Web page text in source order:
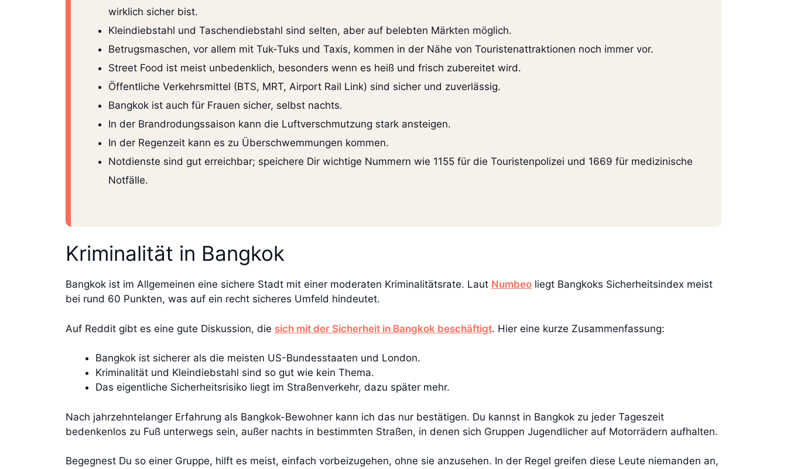
wirklich sicher bist.
Kleindiebstahl und Taschendiebstahl sind selten, aber auf belebten Märkten möglich.
Betrugsmaschen, vor allem mit Tuk-Tuks und Taxis, kommen in der Nähe von Touristenattraktionen noch immer vor.
Street Food ist meist unbedenklich, besonders wenn es heiß und frisch zubereitet wird.
Öffentliche Verkehrsmittel (BTS, MRT, Airport Rail Link) sind sicher und zuverlässig.
Bangkok ist auch für Frauen sicher, selbst nachts.
In der Brandrodungssaison kann die Luftverschmutzung stark ansteigen.
In der Regenzeit kann es zu Überschwemmungen kommen.
Notdienste sind gut erreichbar; speichere Dir wichtige Nummern wie 1155 für die Touristenpolizei und 1669 für medizinische
Notfälle.
Kriminalität in Bangkok
Bangkok ist im Allgemeinen eine sichere Stadt mit einer moderaten Kriminalitätsrate. Laut Numbeo liegt Bangkoks Sicherheitsindex meist
bei rund 60 Punkten, was auf ein recht sicheres Umfeld hindeutet.
Auf Reddit gibt es eine gute Diskussion, die sich mit der Sicherheit in Bangkok beschäftigt. Hier eine kurze Zusammenfassung:
Bangkok ist sicherer als die meisten US-Bundesstaaten und London.
Kriminalität und Kleindiebstahl sind so gut wie kein Thema.
Das eigentliche Sicherheitsrisiko liegt im Straßenverkehr, dazu später mehr.
Nach jahrzehntelanger Erfahrung als Bangkok-Bewohner kann ich das nur bestätigen. Du kannst in Bangkok zu jeder Tageszeit
bedenkenlos zu Fuß unterwegs sein, außer nachts in bestimmten Straßen, in denen sich Gruppen Jugendlicher auf Motorrädern aufhalten.
Begegnest Du so einer Gruppe, hilft es meist, einfach vorbeizugehen, ohne sie anzusehen. In der Regel greifen diese Leute niemanden an,